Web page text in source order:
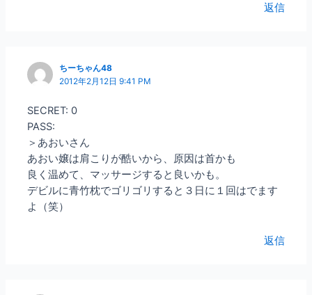
返信
ちーちゃん48
2012年2月12日 9:41 PM
SECRET: 0
PASS:
＞あおいさん
あおい嬢は肩こりが酷いから、原因は首かも
良く温めて、マッサージすると良いかも。
デビルに青竹枕でゴリゴリすると３日に１回はでます
よ（笑）
返信